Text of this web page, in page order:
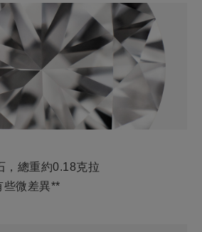
，總重約0.18克拉
些微差異**